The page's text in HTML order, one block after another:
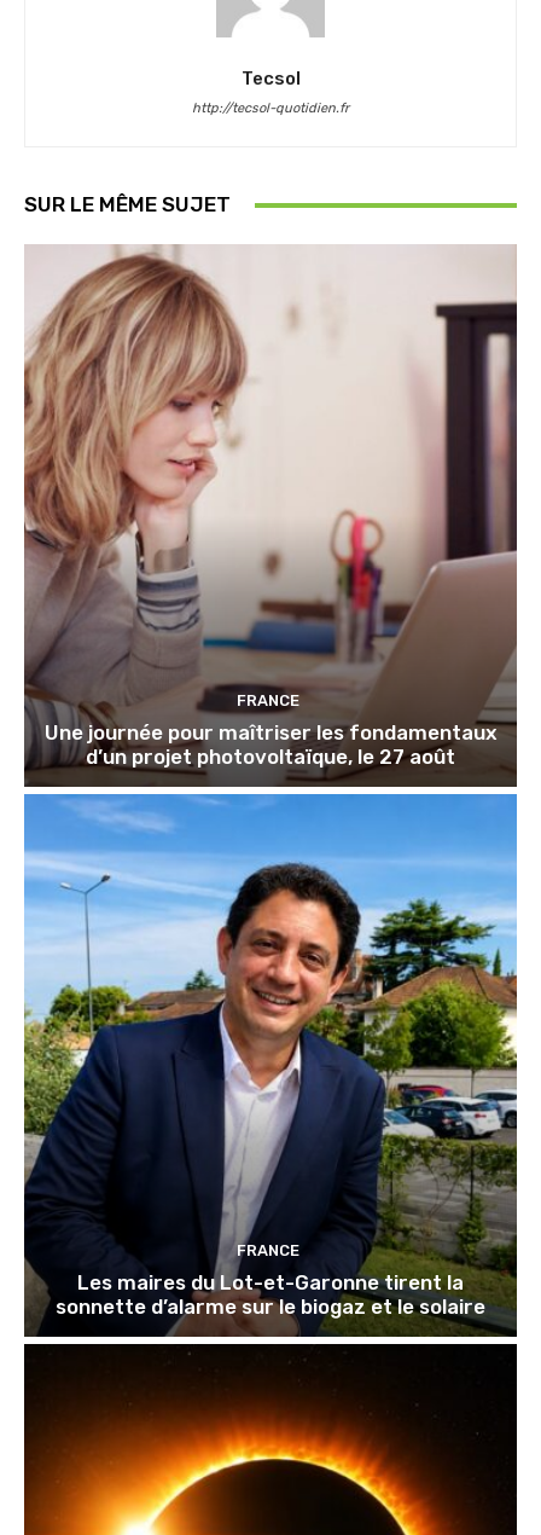
Tecsol
http://tecsol-quotidien.fr
SUR LE MÊME SUJET
FRANCE
Une journée pour maîtriser les fondamentaux
d’un projet photovoltaïque, le 27 août
FRANCE
Les maires du Lot-et-Garonne tirent la
sonnette d’alarme sur le biogaz et le solaire